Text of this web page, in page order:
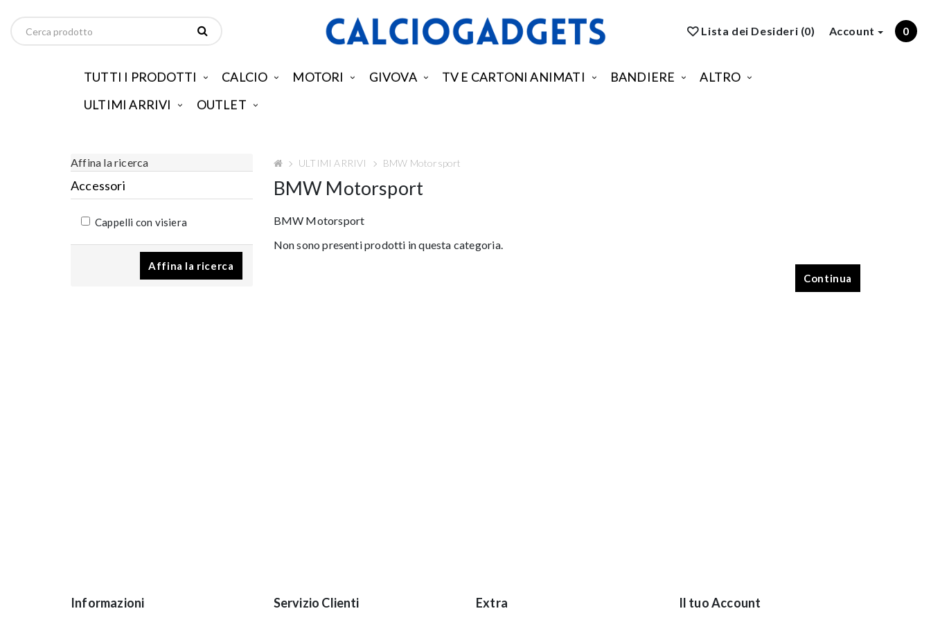
Lista dei Desideri (0) Account 0
TUTTI I PRODOTTI CALCIO MOTORI GIVOVA TV E CARTONI ANIMATI BANDIERE
ALTRO
ULTIMI ARRIVI
OUTLET
Affina la ricerca
Accessori
Cappelli con visiera
Affina la ricerca
ULTIMI ARRIVI BMW Motorsport
BMW Motorsport
BMW Motorsport
Non sono presenti prodotti in questa categoria.
Continua
Informazioni Servizio Clienti Extra Il tuo Account